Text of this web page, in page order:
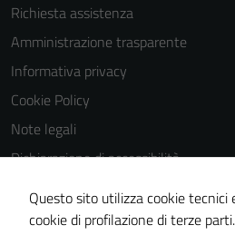
Richiesta assistenza
Amministrazione trasparente
Informativa privacy
Cookie Policy
Note legali
Dichiarazione di accessibilità
Dichiarazione di accessibilità Servizi
Whistleblowing
Questo sito utilizza cookie tecnici
cookie di profilazione di terze